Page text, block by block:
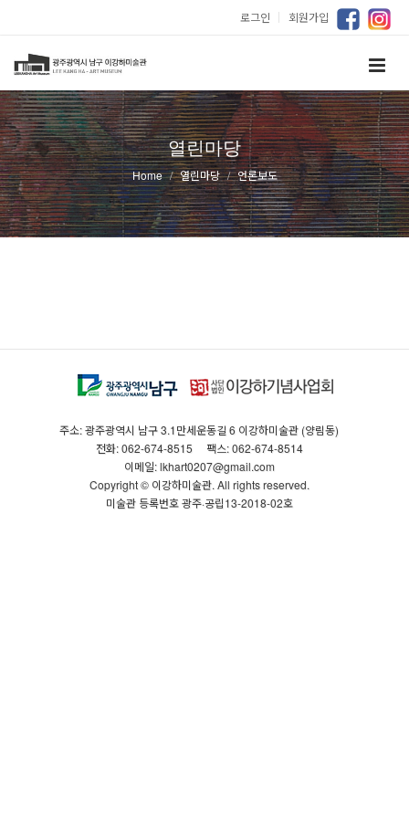
로그인 ｜ 회원가입
열린마당
Home 열린마당 언론보도
주소: 광주광역시 남구 3.1만세운동길 6 이강하미술관 (양림동)
전화: 062-674-8515
팩스: 062-674-8514
이메일: lkhart0207@gmail.com
Copyright © 이강하미술관. All rights reserved.
미술관 등록번호 광주·공립13-2018-02호